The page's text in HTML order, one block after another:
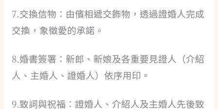
7.交換信物：由儐相遞交飾物，透過證婚人完成
交換，象徵愛的承諾。
8.婚書簽署：新郎、新娘及各重要見證人（介紹
人、主婚人、證婚人）依序用印。
9.致詞與祝福：證婚人、介紹人及主婚人先後致